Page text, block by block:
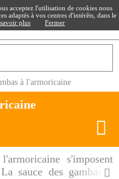
à l'armoricaine
s'imposent
sauce des gambas à
acceptez l'utilisation de cookies nous
adaptés à vos centres d'intérêts, dans le
plus Fermer